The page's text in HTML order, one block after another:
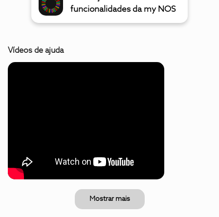
funcionalidades da my NOS
Vídeos de ajuda
Mostrar mais